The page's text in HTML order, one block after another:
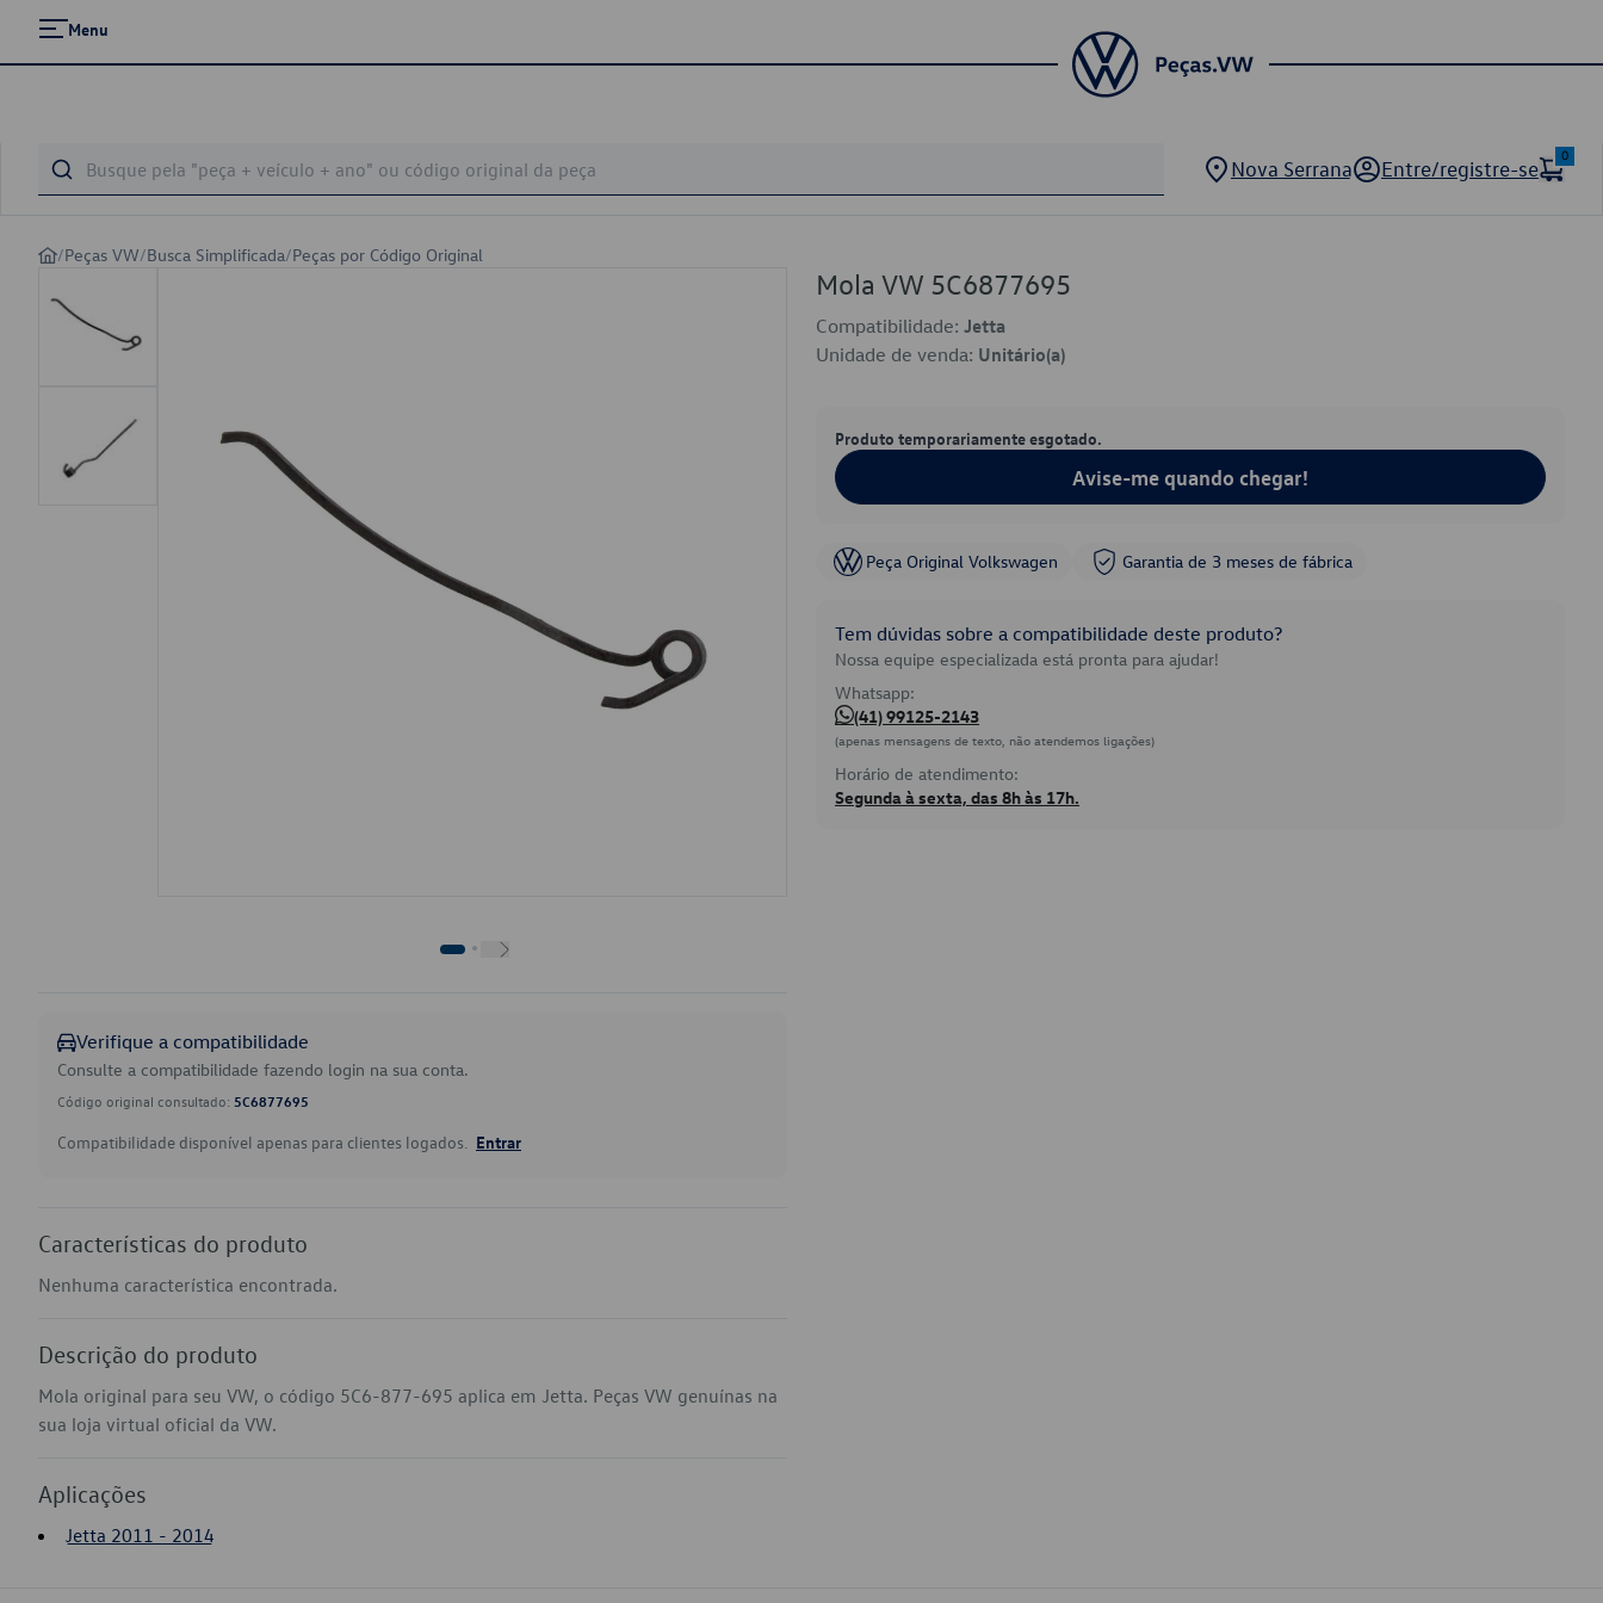
Menu
Nova Serrana Entre/registre-se
0
/Peças VW/Busca Simplificada/Peças por Código Original
Verifique a compatibilidade
Consulte a compatibilidade fazendo login na sua conta.
Código original consultado: 5C6877695
Compatibilidade disponível apenas para clientes logados. Entrar
Características do produto
Nenhuma característica encontrada.
Descrição do produto
Mola original para seu VW, o código 5C6-877-695 aplica em Jetta. Peças VW genuínas na
sua loja virtual oficial da VW.
Aplicações
Jetta 2011 - 2014
Mola VW 5C6877695
Compatibilidade: Jetta
Unidade de venda: Unitário(a)
Produto temporariamente esgotado.
Avise-me quando chegar!
Peça Original Volkswagen Garantia de 3 meses de fábrica
Tem dúvidas sobre a compatibilidade deste produto?
Nossa equipe especializada está pronta para ajudar!
Whatsapp:
(41) 99125-2143
(apenas mensagens de texto, não atendemos ligações)
Horário de atendimento:
Segunda à sexta, das 8h às 17h.